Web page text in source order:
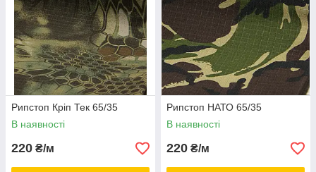
Рипстоп Кріп Тек 65/35
В наявності
220 ₴/м
Рипстоп НАТО 65/35
В наявності
220 ₴/м